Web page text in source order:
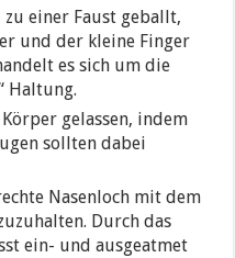
einer Faust geballt,
und der kleine Finger
es sich um die
Haltung.
gelassen, indem
sollten dabei
Nasenloch mit dem
Durch das
ein- und ausgeatmet